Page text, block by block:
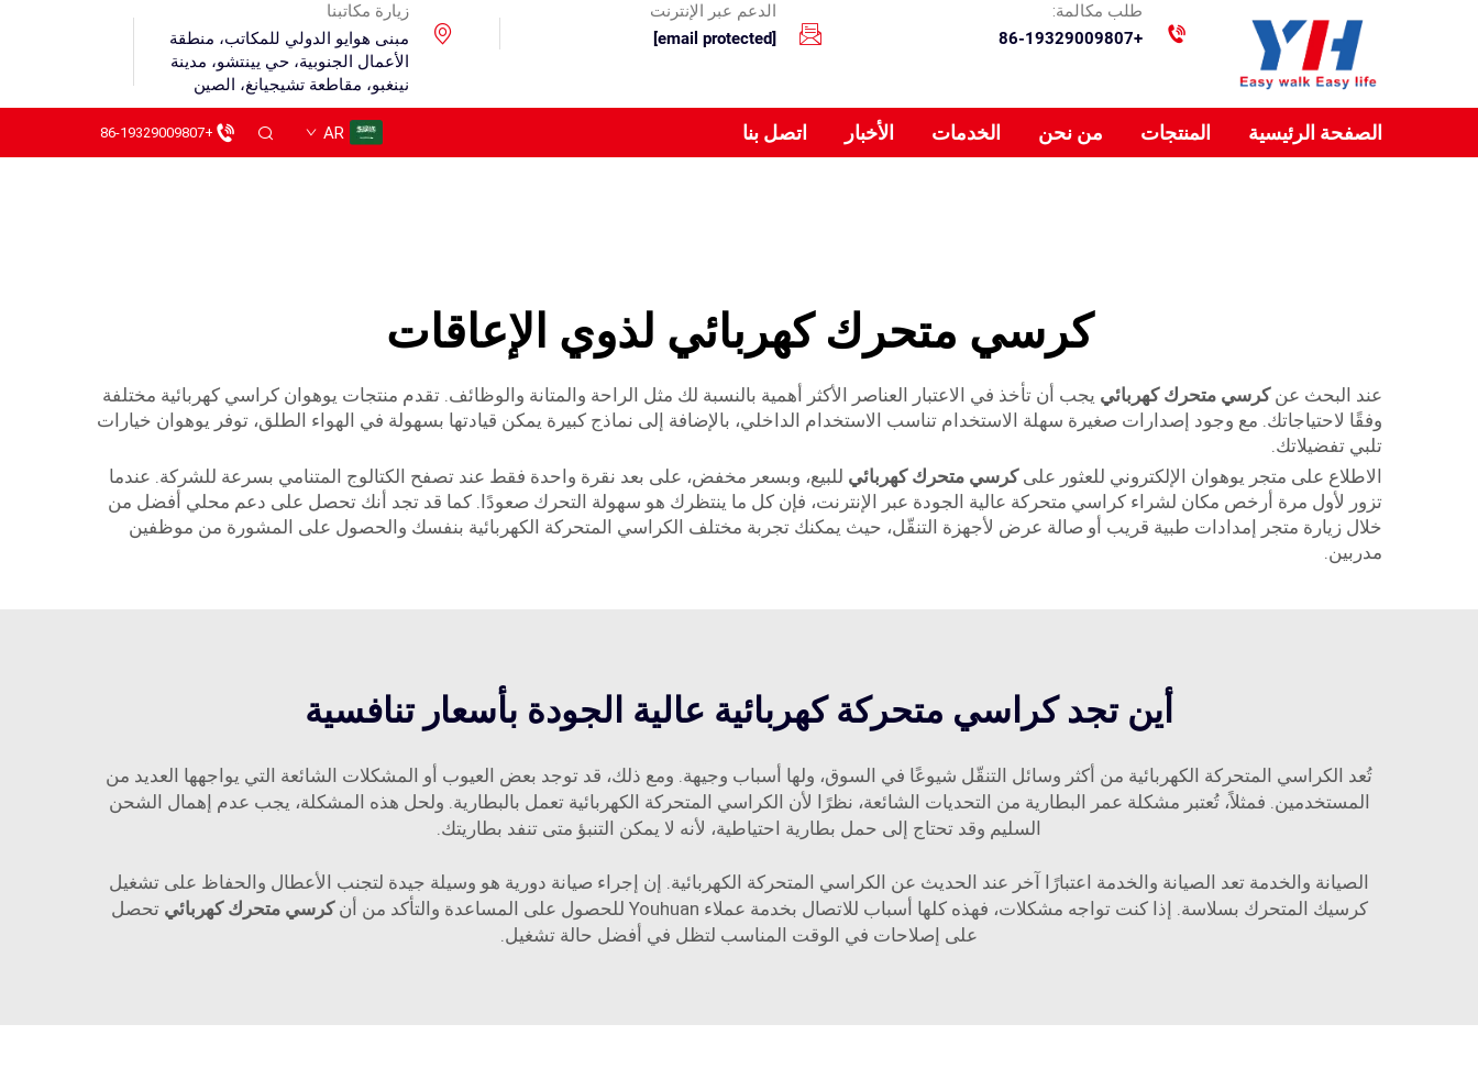
طلب مكالمة:
+86-19329009807
الدعم عبر الإنترنت
[email protected]
زيارة مكاتبنا
مبنى هوايو الدولي للمكاتب، منطقة
الأعمال الجنوبية، حي يينتشو، مدينة
نينغبو، مقاطعة تشيجيانغ، الصين
الصفحة الرئيسية المنتجات من نحن الخدمات الأخبار اتصل بنا AR
+86-19329009807
كرسي متحرك كهربائي لذوي الإعاقات
عند البحث عنكرسي متحرك كهربائي يجب أن تأخذ في الاعتبار العناصر الأكثر أهمية بالنسبة لك مثل الراحة والمتانة والوظائف. تقدم منتجات يوهوان كراسي كهربائية مختلفة
وفقًا لاحتياجاتك. مع وجود إصدارات صغيرة سهلة الاستخدام تناسب الاستخدام الداخلي، بالإضافة إلى نماذج كبيرة يمكن قيادتها بسهولة في الهواء الطلق، توفر يوهوان خيارات
تلبي تفضيلاتك.
الاطلاع على متجر يوهوان الإلكتروني للعثور علىكرسي متحرك كهربائي للبيع، وبسعر مخفض، على بعد نقرة واحدة فقط عند تصفح الكتالوج المتنامي بسرعة للشركة. عندما
تزور لأول مرة أرخص مكان لشراء كراسي متحركة عالية الجودة عبر الإنترنت، فإن كل ما ينتظرك هو سهولة التحرك صعودًا. كما قد تجد أنك تحصل على دعم محلي أفضل من
خلال زيارة متجر إمدادات طبية قريب أو صالة عرض لأجهزة التنقّل، حيث يمكنك تجربة مختلف الكراسي المتحركة الكهربائية بنفسك والحصول على المشورة من موظفين
مدربين.
أين تجد كراسي متحركة كهربائية عالية الجودة بأسعار تنافسية
تُعد الكراسي المتحركة الكهربائية من أكثر وسائل التنقّل شيوعًا في السوق، ولها أسباب وجيهة. ومع ذلك، قد توجد بعض العيوب أو المشكلات الشائعة التي يواجهها العديد من
المستخدمين. فمثلاً، تُعتبر مشكلة عمر البطارية من التحديات الشائعة، نظرًا لأن الكراسي المتحركة الكهربائية تعمل بالبطارية. ولحل هذه المشكلة، يجب عدم إهمال الشحن
السليم وقد تحتاج إلى حمل بطارية احتياطية، لأنه لا يمكن التنبؤ متى تنفد بطاريتك.
الصيانة والخدمة تعد الصيانة والخدمة اعتبارًا آخر عند الحديث عن الكراسي المتحركة الكهربائية. إن إجراء صيانة دورية هو وسيلة جيدة لتجنب الأعطال والحفاظ على تشغيل
كرسيك المتحرك بسلاسة. إذا كنت تواجه مشكلات، فهذه كلها أسباب للاتصال بخدمة عملاء Youhuan للحصول على المساعدة والتأكد من أن
كرسي متحرك كهربائي تحصل
على إصلاحات في الوقت المناسب لتظل في أفضل حالة تشغيل.